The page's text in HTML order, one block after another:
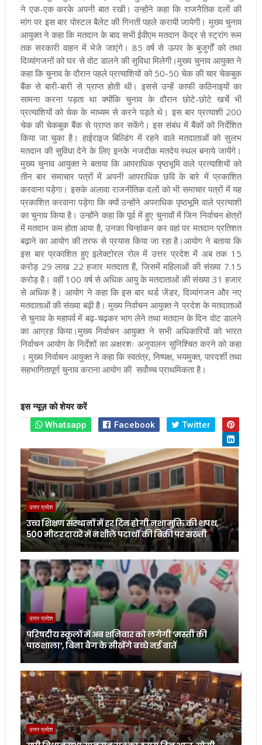
ने एक-एक करके अपनी बात रखी। उन्होंने कहा कि राजनैतिक दलों की
मांग पर इस बार पोस्टल बैलेट की गिनती पहले करायी जायेगी। मुख्य चुनाव
आयुक्त ने कहा कि मतदान के बाद सभी ईवीएम मतदान केंद्र से स्ट्रांग रूम
तक सरकारी वाहन में भेजे जाएंगे। 85 वर्ष से ऊपर के बुजुर्गों को तथा
दिव्यांगजनों को घर से वोट डालने की सुविधा मिलेगी।मुख्य चुनाव आयुक्त ने
कहा कि चुनाव के दौरान पहले प्रत्याशियों को 50-50 चेक की चार चेकबुक
बैंक से बारी-बारी से प्राप्त होती थी। इससे उन्हें काफी कठिनाइयों का
सामना करना पड़ता था क्योंकि चुनाव के दौरान छोटे-छोटे खर्चे भी
प्रत्याशियों को चेक के माध्यम से करने पड़ते थे। इस बार प्रत्याशी 200
चेक की चेकबुक बैंक से प्राप्त कर सकेंगे। इस संबंध में बैंकों को निर्देशित
किया जा चुका है। हाईराइज बिल्डिंग में रहने वाले मतदाताओं को सुलभ
मतदान की सुविधा देने के लिए इनके नजदीक मतदेय स्थल बनाये जायेंगे।
मुख्य चुनाव आयुक्त ने बताया कि आपराधिक पृष्ठभूमि वाले प्रत्याशियों को
तीन बार समाचार पत्रों में अपनी आपराधिक छवि के बारे में प्रकाशित
करवाना पड़ेगा। इसके अलावा राजनीतिक दलों को भी समाचार पत्रों में यह
प्रकाशित करवाना पड़ेगा कि क्यों उन्होंने अपराधिक पृष्ठभूमि वाले प्रत्याशी
का चुनाव किया है। उन्होंने कहा कि पूर्व में हुए चुनावों में जिन निर्वाचन क्षेत्रों
में मतदान कम होता आया है, उनका चिन्हांकन कर वहां पर मतदान प्रतिशत
बढ़ाने का आयोग की तरफ से प्रयास किया जा रहा है।आयोग ने बताया कि
इस बार प्रकाशित हुए इलेक्टोरल रोल में उत्तर प्रदेश में अब तक 15
करोड़ 29 लाख 22 हजार मतदाता हैं, जिसमें महिलाओं की संख्या 7.15
करोड़ है। वहीं 100 वर्ष से अधिक आयु के मतदाताओं की संख्या 31 हजार
से अधिक है। आयोग ने कहा कि इस बार थर्ड जेंडर, दिव्यांगजन और नए
मतदाताओं की संख्या बढ़ी है। मुख्य निर्वाचन आयुक्त ने प्रदेश के मतदाताओं
से चुनाव के महापर्व में बढ़-चढ़कर भाग लेने तथा मतदान के दिन वोट डालने
का आग्रह किया।मुख्य निर्वाचन आयुक्त ने सभी अधिकारियों को भारत
निर्वाचन आयोग के निर्देशों का अक्षरशः अनुपालन सुनिश्चित करने को कहा
। मुख्य निर्वाचन आयुक्त ने कहा कि स्वतंत्र, निष्पक्ष, भयमुक्त, पारदर्शी तथा
सहभागितापूर्ण चुनाव कराना आयोग की सर्वोच्च प्राथमिकता है।
इस न्यूज़ को शेयर करें
Whatsapp
Facebook Twitter
उत्तर प्रदेश
उच्च शिक्षण संस्थानों में हर दिन होगी नशामुक्ति की शपथ,
500 मीटर दायरे में नशीले पदार्थों की बिक्री पर सख्ती
उत्तर प्रदेश
परिषदीय स्कूलों में अब शनिवार को लगेगी ‘मस्ती की
पाठशाला’, बिना बैग के सीखेंगे बच्चे नई बातें
उत्तर प्रदेश